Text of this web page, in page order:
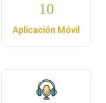
10
Aplicación Móvil